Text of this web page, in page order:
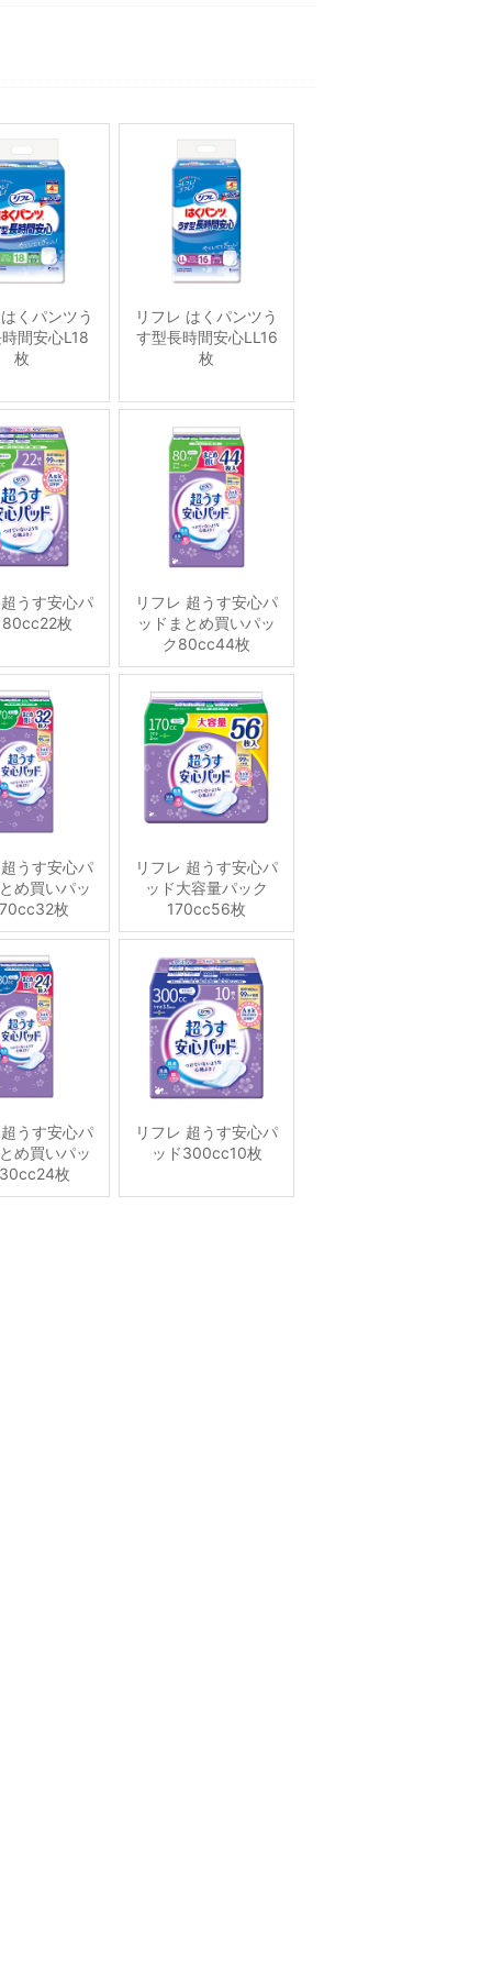
くパンツう
間安心L18
枚
リフレ はくパンツう
す型長時間安心LL16
枚
うす安心パ
80cc22枚
リフレ 超うす安心パ
ッドまとめ買いパッ
ク80cc44枚
うす安心パ
め買いパッ
枚
リフレ 超うす安心パ
ッド大容量パック
170cc56枚
うす安心パ
め買いパッ
枚
リフレ 超うす安心パ
ッド300cc10枚